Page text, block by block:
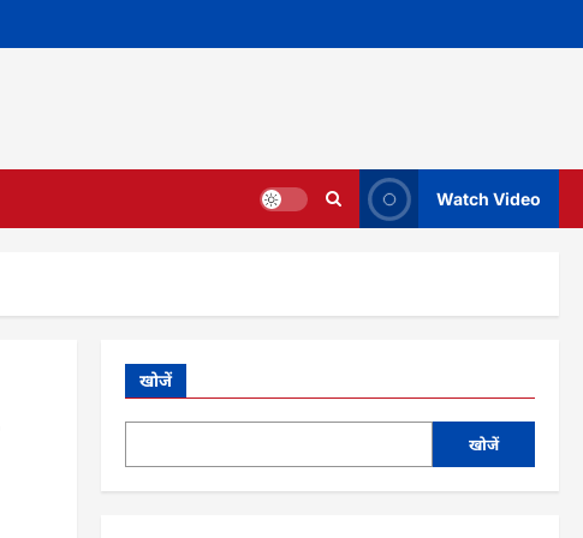
Watch Video
खोजें
खोजें